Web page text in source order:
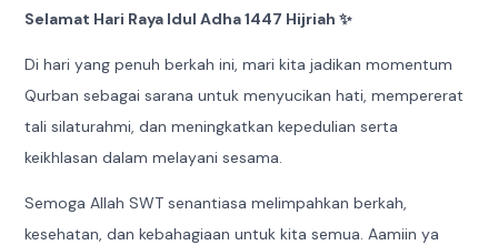
Selamat Hari Raya Idul Adha 1447 Hijriah ✨
Di hari yang penuh berkah ini, mari kita jadikan momentum
Qurban sebagai sarana untuk menyucikan hati, mempererat
tali silaturahmi, dan meningkatkan kepedulian serta
keikhlasan dalam melayani sesama.
Semoga Allah SWT senantiasa melimpahkan berkah,
kesehatan, dan kebahagiaan untuk kita semua. Aamiin ya